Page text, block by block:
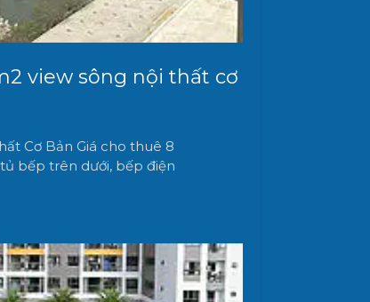
view sông nội thất cơ
Cơ Bản Giá cho thuê 8
bếp trên dưới, bếp điện